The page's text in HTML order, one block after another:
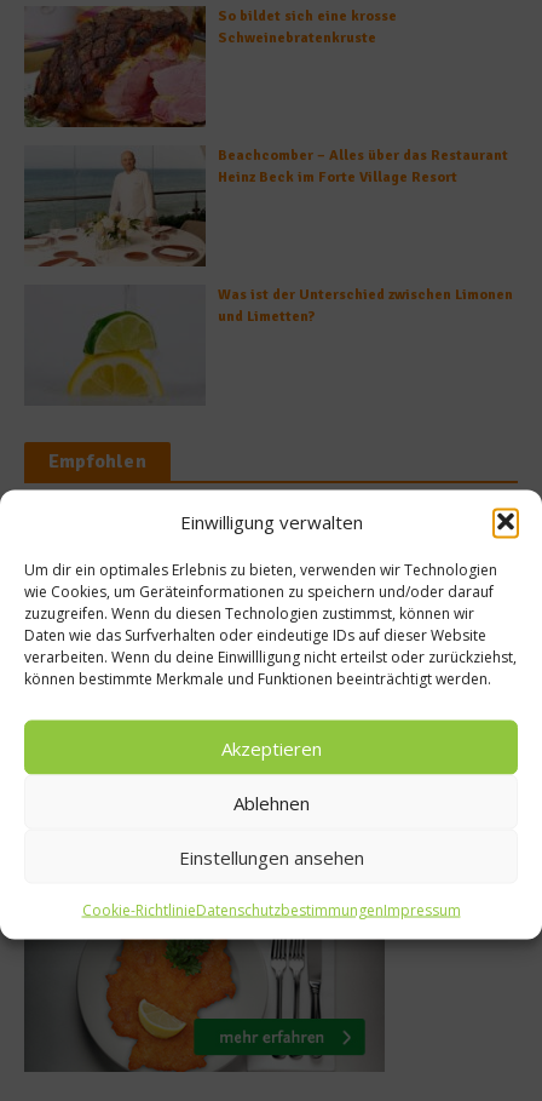
Einwilligung verwalten
Um dir ein optimales Erlebnis zu bieten, verwenden wir Technologien
wie Cookies, um Geräteinformationen zu speichern und/oder darauf
zuzugreifen. Wenn du diesen Technologien zustimmst, können wir
Daten wie das Surfverhalten oder eindeutige IDs auf dieser Website
verarbeiten. Wenn du deine Einwillligung nicht erteilst oder zurückziehst,
können bestimmte Merkmale und Funktionen beeinträchtigt werden.
Akzeptieren
Ablehnen
Einstellungen ansehen
Cookie-RichtlinieDatenschutzbestimmungenImpressum
So bildet sich eine krosse
Schweinebratenkruste
Beachcomber – Alles über das Restaurant
Heinz Beck im Forte Village Resort
Was ist der Unterschied zwischen Limonen
und Limetten?
Empfohlen
für
Was isst
Kaffeemarkt
in
21. April 2016